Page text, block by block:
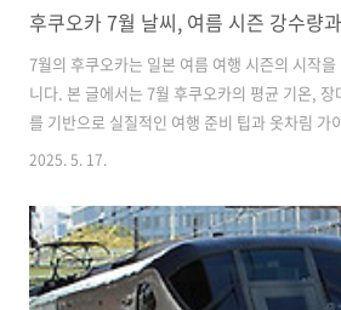
7월의 후쿠오카는 일본 여름 여행 시즌의 시작
니다. 본 글에서는 7월 후쿠오카의 평균 기온,
를 기반으로 실질적인 여행 준비 팁과 옷차림 가
다. 덥고 습한 일본 여름을 어떻게 대비하면 좋을
움이 되었으면 합니다. 후쿠오카의 7월 평균 기
이 본격적으로 시작되는 시기로, 고온다습한 날
기온은 약 31도에서 34도 사이로, 체감 온도는
니다. 아침과 저녁 기온은 24도에서 25도 내외
2025. 5. 17.